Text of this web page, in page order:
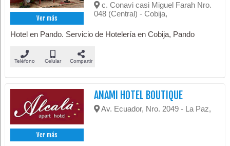
Ver más
c. Conavi casi Miguel Farah Nro.
048 (Central) - Cobija,
Hotel en Pando. Servicio de Hotelería en Cobija, Pando
Teléfono Celular Compartir
Ver más
ANAMI HOTEL BOUTIQUE
Av. Ecuador, Nro. 2049 - La Paz,